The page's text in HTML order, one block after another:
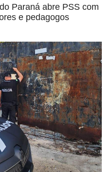
Paraná abre PSS com
e pedagogos